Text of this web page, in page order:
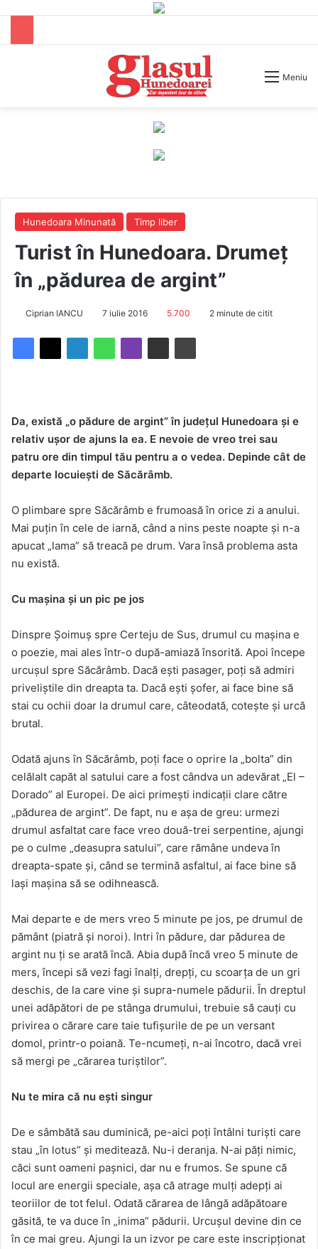
Meniu
Hunedoara Minunată Timp liber
Turist în Hunedoara. Drumeţ
în „pădurea de argint”
Ciprian IANCU 7 iulie 2016 5.700 2 minute de citit
Da, există „o pădure de argint” în judeţul Hunedoara şi e
relativ uşor de ajuns la ea. E nevoie de vreo trei sau
patru ore din timpul tău pentru a o vedea. Depinde cât de
departe locuieşti de Săcărâmb.
O plimbare spre Săcărâmb e frumoasă în orice zi a anului.
Mai puţin în cele de iarnă, când a nins peste noapte şi n-a
apucat „lama” să treacă pe drum. Vara însă problema asta
nu există.
Cu maşina şi un pic pe jos
Dinspre Şoimuş spre Certeju de Sus, drumul cu maşina e
o poezie, mai ales într-o după-amiază însorită. Apoi începe
urcuşul spre Săcărâmb. Dacă eşti pasager, poţi să admiri
priveliştile din dreapta ta. Dacă eşti şofer, ai face bine să
stai cu ochii doar la drumul care, câteodată, coteşte şi urcă
brutal.
Odată ajuns în Săcărâmb, poţi face o oprire la „bolta” din
celălalt capăt al satului care a fost cândva un adevărat „El –
Dorado” al Europei. De aici primeşti indicaţii clare către
„pădurea de argint”. De fapt, nu e aşa de greu: urmezi
drumul asfaltat care face vreo două-trei serpentine, ajungi
pe o culme „deasupra satului”, care rămâne undeva în
dreapta-spate şi, când se termină asfaltul, ai face bine să
laşi maşina să se odihnească.
Mai departe e de mers vreo 5 minute pe jos, pe drumul de
pământ (piatră şi noroi). Intri în pădure, dar pădurea de
argint nu ţi se arată încă. Abia după încă vreo 5 minute de
mers, începi să vezi fagi înalţi, drepţi, cu scoarţa de un gri
deschis, de la care vine şi supra-numele pădurii. În dreptul
unei adăpători de pe stânga drumului, trebuie să cauţi cu
privirea o cărare care taie tufişurile de pe un versant
domol, printr-o poiană. Te-ncumeţi, n-ai încotro, dacă vrei
să mergi pe „cărarea turiştilor”.
Nu te mira că nu eşti singur
De e sâmbătă sau duminică, pe-aici poţi întâlni turişti care
stau „în lotus” şi meditează. Nu-i deranja. N-ai păţi nimic,
căci sunt oameni paşnici, dar nu e frumos. Se spune că
locul are energii speciale, aşa că atrage mulţi adepţi ai
teoriilor de tot felul. Odată cărarea de lângă adăpătoare
găsită, te va duce în „inima” pădurii. Urcuşul devine din ce
în ce mai greu. Ajungi la un izvor pe care este inscripţionat